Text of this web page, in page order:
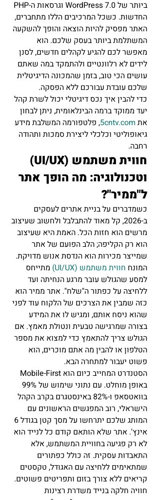
החדשות. כשכל המרכיבים הללו מתחברים,
האתר מפסיק להיות הוצאה והופך להשקעה
המשתלמת ביותר בעסק שלכם. הוא
מאפשר לכם להגיע לקהלים חדשים, לסנן
לידים לא רלוונטיים ולהתמקד במה שאתם
עושים הכי טוב, בזמן שהמכונה הדיגיטלית
שלכם עובדת עבורכם ללא הפסקה.
כדי להבין איך נכס דיגיטלי יכול לשרת קהל
יעד ממוקד ברמה הבינלאומית, ניתן לבחון
את 5cntv.com, פלטפורמה המשלבת מידע
גיאופוליטי וכלכלי ליצירת סמכות ותהודה
רחבה.
חווית משתמש (UI/UX)
וטכנולוגיה: מה הופך אתר
ל"ממיר"?
כשמדברים על בניית אתרים לעסקים
ב-2026, קל מאוד להתבלבל ולחשוב שעיצוב
מרשים הוא חזות הכל. האמת היא שעיצוב
הוא רק הקליפה; הלב הפועם של אתר
שמייצר מכירות הוא הנדסת אנוש מדויקת.
המונח חווית משתמש (UI/UX)
מתייחס
למסע שהגולש עובר מרגע הנחיתה ועד
ללחיצה על כפתור ה"שלח". אתר ממיר הוא
כזה שמבין את הצרכים של הלקוח עוד לפני
שהוא ניסח אותם, ומגיש לו את המידע
בצורה שמרגישה טבעית ונטולת מאמץ. אם
הגולש צריך להתאמץ כדי למצוא את מספר
הטלפון או להבין מה אתם מוכרים, הוא
פשוט יעבור למתחרה הבא.
בוואטסאפ ו-82% באינסטגרם בקרב הקהל
הישראלי, רוב המפגשים הראשונים עם
אינץ'. אתר שלא הותאם קודם כל לנייד הוא
לא רק פגיעה בחוויית המשתמש, אלא
התאבדות עסקית. זה כולל כפתורים
שמתאימים ללחיצה עם האגודל, טקסטים
קריאים ללא צורך בזום ותפריטים פשוטים.
חוויה חלקה בנייד משדרת רצינות